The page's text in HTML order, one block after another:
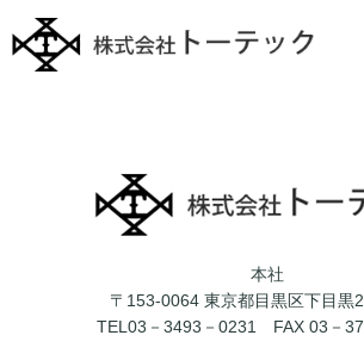
本社
〒153-0064 東京都目黒区下目黒
TEL03－3493－0231
FAX 03－